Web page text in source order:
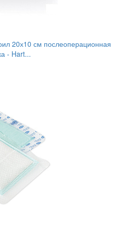
20х10 см послеоперационная
- Hart...